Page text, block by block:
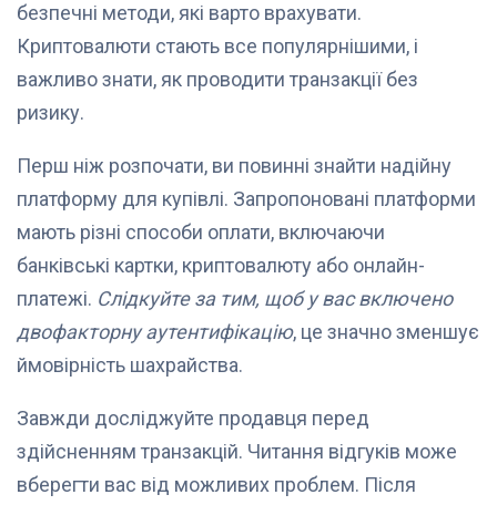
безпечні методи, які варто врахувати.
Криптовалюти стають все популярнішими, і
важливо знати, як проводити транзакції без
ризику.
Перш ніж розпочати, ви повинні знайти надійну
платформу для купівлі. Запропоновані платформи
мають різні способи оплати, включаючи
банківські картки, криптовалюту або онлайн-
платежі. Слідкуйте за тим, щоб у вас включено
двофакторну аутентифікацію, це значно зменшує
ймовірність шахрайства.
Завжди досліджуйте продавця перед
здійсненням транзакцій. Читання відгуків може
вберегти вас від можливих проблем. Після